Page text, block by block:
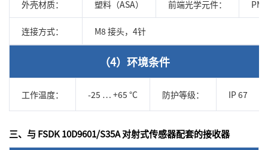
外壳材质： 塑料（ASA） 前端光学元件：
连接方式： M8 接头，4针
（4）环境条件
工作温度： -25 … +65 °C 防护等级： IP 67
三、与 FSDK 10D9601/S35A 对射式传感器配套的接收器